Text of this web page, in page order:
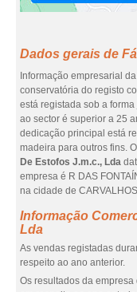
Dados gerais de
Informação empresarial da
conservatória do registo
está registada sob a
ao sector é superior a 25
dedicação principal está
madeira para outros fins.
De Estofos J.m.c., Lda
empresa é R DAS
na cidade de
Informação
Lda
As vendas registadas
respeito ao ano anterior.
Os resultados da